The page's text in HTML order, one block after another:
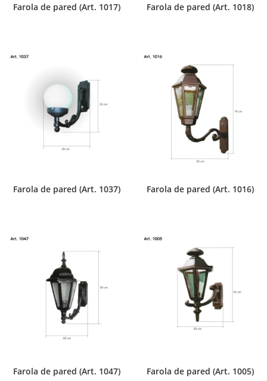
Farola de pared (Art. 1017) Farola de pared (Art. 1018)
Farola de pared (Art. 1037) Farola de pared (Art. 1016)
Farola de pared (Art. 1047) Farola de pared (Art. 1005)